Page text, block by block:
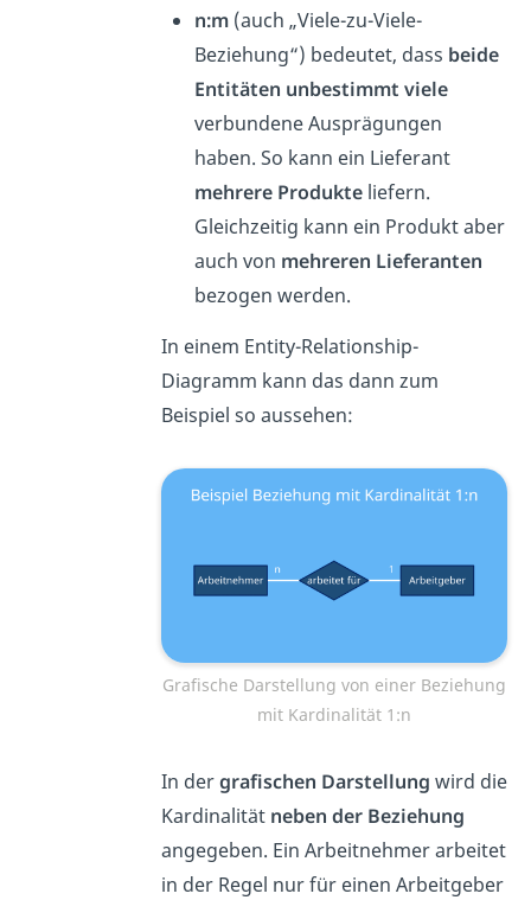
n:m (auch „Viele-zu-Viele-
Beziehung“) bedeutet, dass beide
Entitäten unbestimmt viele
verbundene Ausprägungen
haben. So kann ein Lieferant
mehrere Produkteliefern.
Gleichzeitig kann ein Produkt aber
auch von mehreren Lieferanten
bezogen werden.
In einem Entity-Relationship-
Diagramm kann das dann zum
Beispiel so aussehen:
Grafische Darstellung von einer Beziehung
mit Kardinalität 1:n
In dergrafischen Darstellung wird die
Kardinalität neben der Beziehung
angegeben. Ein Arbeitnehmer arbeitet
in der Regel nur für einen Arbeitgeber